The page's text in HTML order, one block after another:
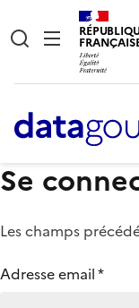
Se
Les champs
Adresse email*